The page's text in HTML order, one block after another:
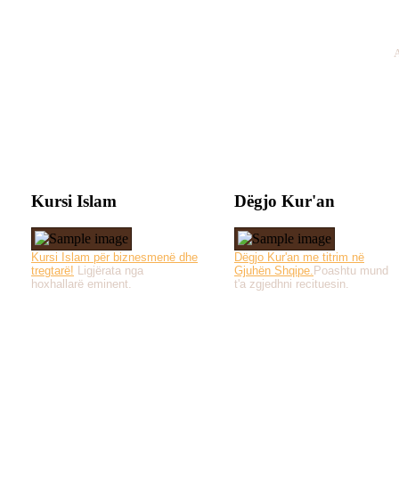
Kursi Islam
Kursi Islam për biznesmenë dhe
tregtarë! Ligjërata nga
hoxhallarë eminent.
Dëgjo Kur'an
Dëgjo Kur'an me titrim në
Gjuhën Shqipe. Poashtu mund
t'a zgjedhni recituesin.